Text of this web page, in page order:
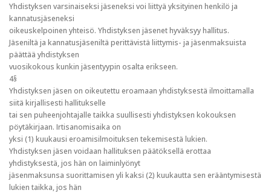
Yhdistyksen varsinaiseksi jäseneksi voi liittyä yksityinen henkilö ja
kannatusjäseneksi
oikeuskelpoinen yhteisö. Yhdistyksen jäsenet hyväksyy hallitus.
Jäseniltä ja kannatusjäseniltä perittävistä liittymis- ja jäsenmaksuista
päättää yhdistyksen
vuosikokous kunkin jäsentyypin osalta erikseen.
4§
Yhdistyksen jäsen on oikeutettu eroamaan yhdistyksestä ilmoittamalla
siitä kirjallisesti hallitukselle
tai sen puheenjohtajalle taikka suullisesti yhdistyksen kokouksen
pöytäkirjaan. Irtisanomisaika on
yksi (1) kuukausi eroamisilmoituksen tekemisestä lukien.
Yhdistyksen jäsen voidaan hallituksen päätöksellä erottaa
yhdistyksestä, jos hän on laiminlyönyt
jäsenmaksunsa suorittamisen yli kaksi (2) kuukautta sen erääntymisestä
lukien taikka, jos hän